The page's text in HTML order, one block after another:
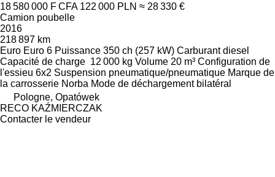
18 580 000 F CFA 122 000 PLN ≈ 28 330 €
Camion poubelle
2016
218 897 km
Euro Euro 6 Puissance 350 ch (257 kW) Carburant diesel
Capacité de charge 12 000 kg Volume 20 m³ Configuration de
l'essieu 6x2 Suspension pneumatique/pneumatique Marque de
la carrosserie Norba Mode de déchargement bilatéral
Pologne, Opatówek
RECO KAŹMIERCZAK
Contacter le vendeur